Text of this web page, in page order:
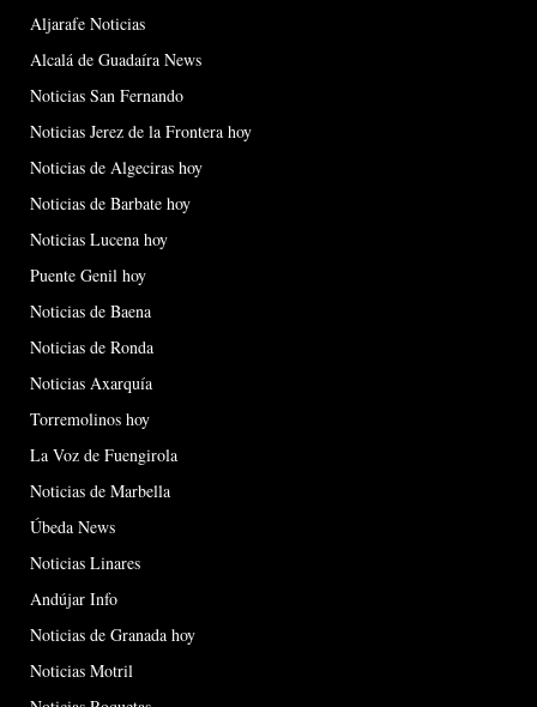
Aljarafe Noticias
Alcalá de Guadaíra News
Noticias San Fernando
Noticias Jerez de la Frontera hoy
Noticias de Algeciras hoy
Noticias de Barbate hoy
Noticias Lucena hoy
Puente Genil hoy
Noticias de Baena
Noticias de Ronda
Noticias Axarquía
Torremolinos hoy
La Voz de Fuengirola
Noticias de Marbella
Úbeda News
Noticias Linares
Andújar Info
Noticias de Granada hoy
Noticias Motril